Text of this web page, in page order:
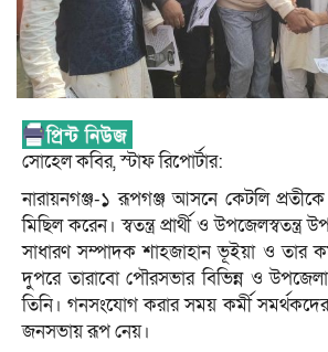
সোহেল কবির, স্টাফ রিপোর্টার:
নারায়নগঞ্জ-১ রূপগঞ্জ আসনে কেটলি
মিছিল করেন। স্বতন্ত্র প্রার্থী ও
সাধারণ সম্পাদক শাহজাহান ভূইয়া ও তার
দুপরে তারাবো পৌরসভার বিভিন্ন ও
তিনি। গনসংযোগ করার সময় কর্মী
জনসভায় রূপ নেয়।